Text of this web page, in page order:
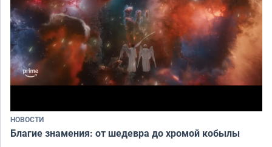
НОВОСТИ
Благие знамения: от шедевра до хромой кобылы